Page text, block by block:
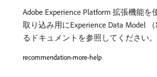
Adobe Experience Platform 拡張機能
取り込み用にExperience Data Model
るドキュメントを参照してください。
recommendation-more-help